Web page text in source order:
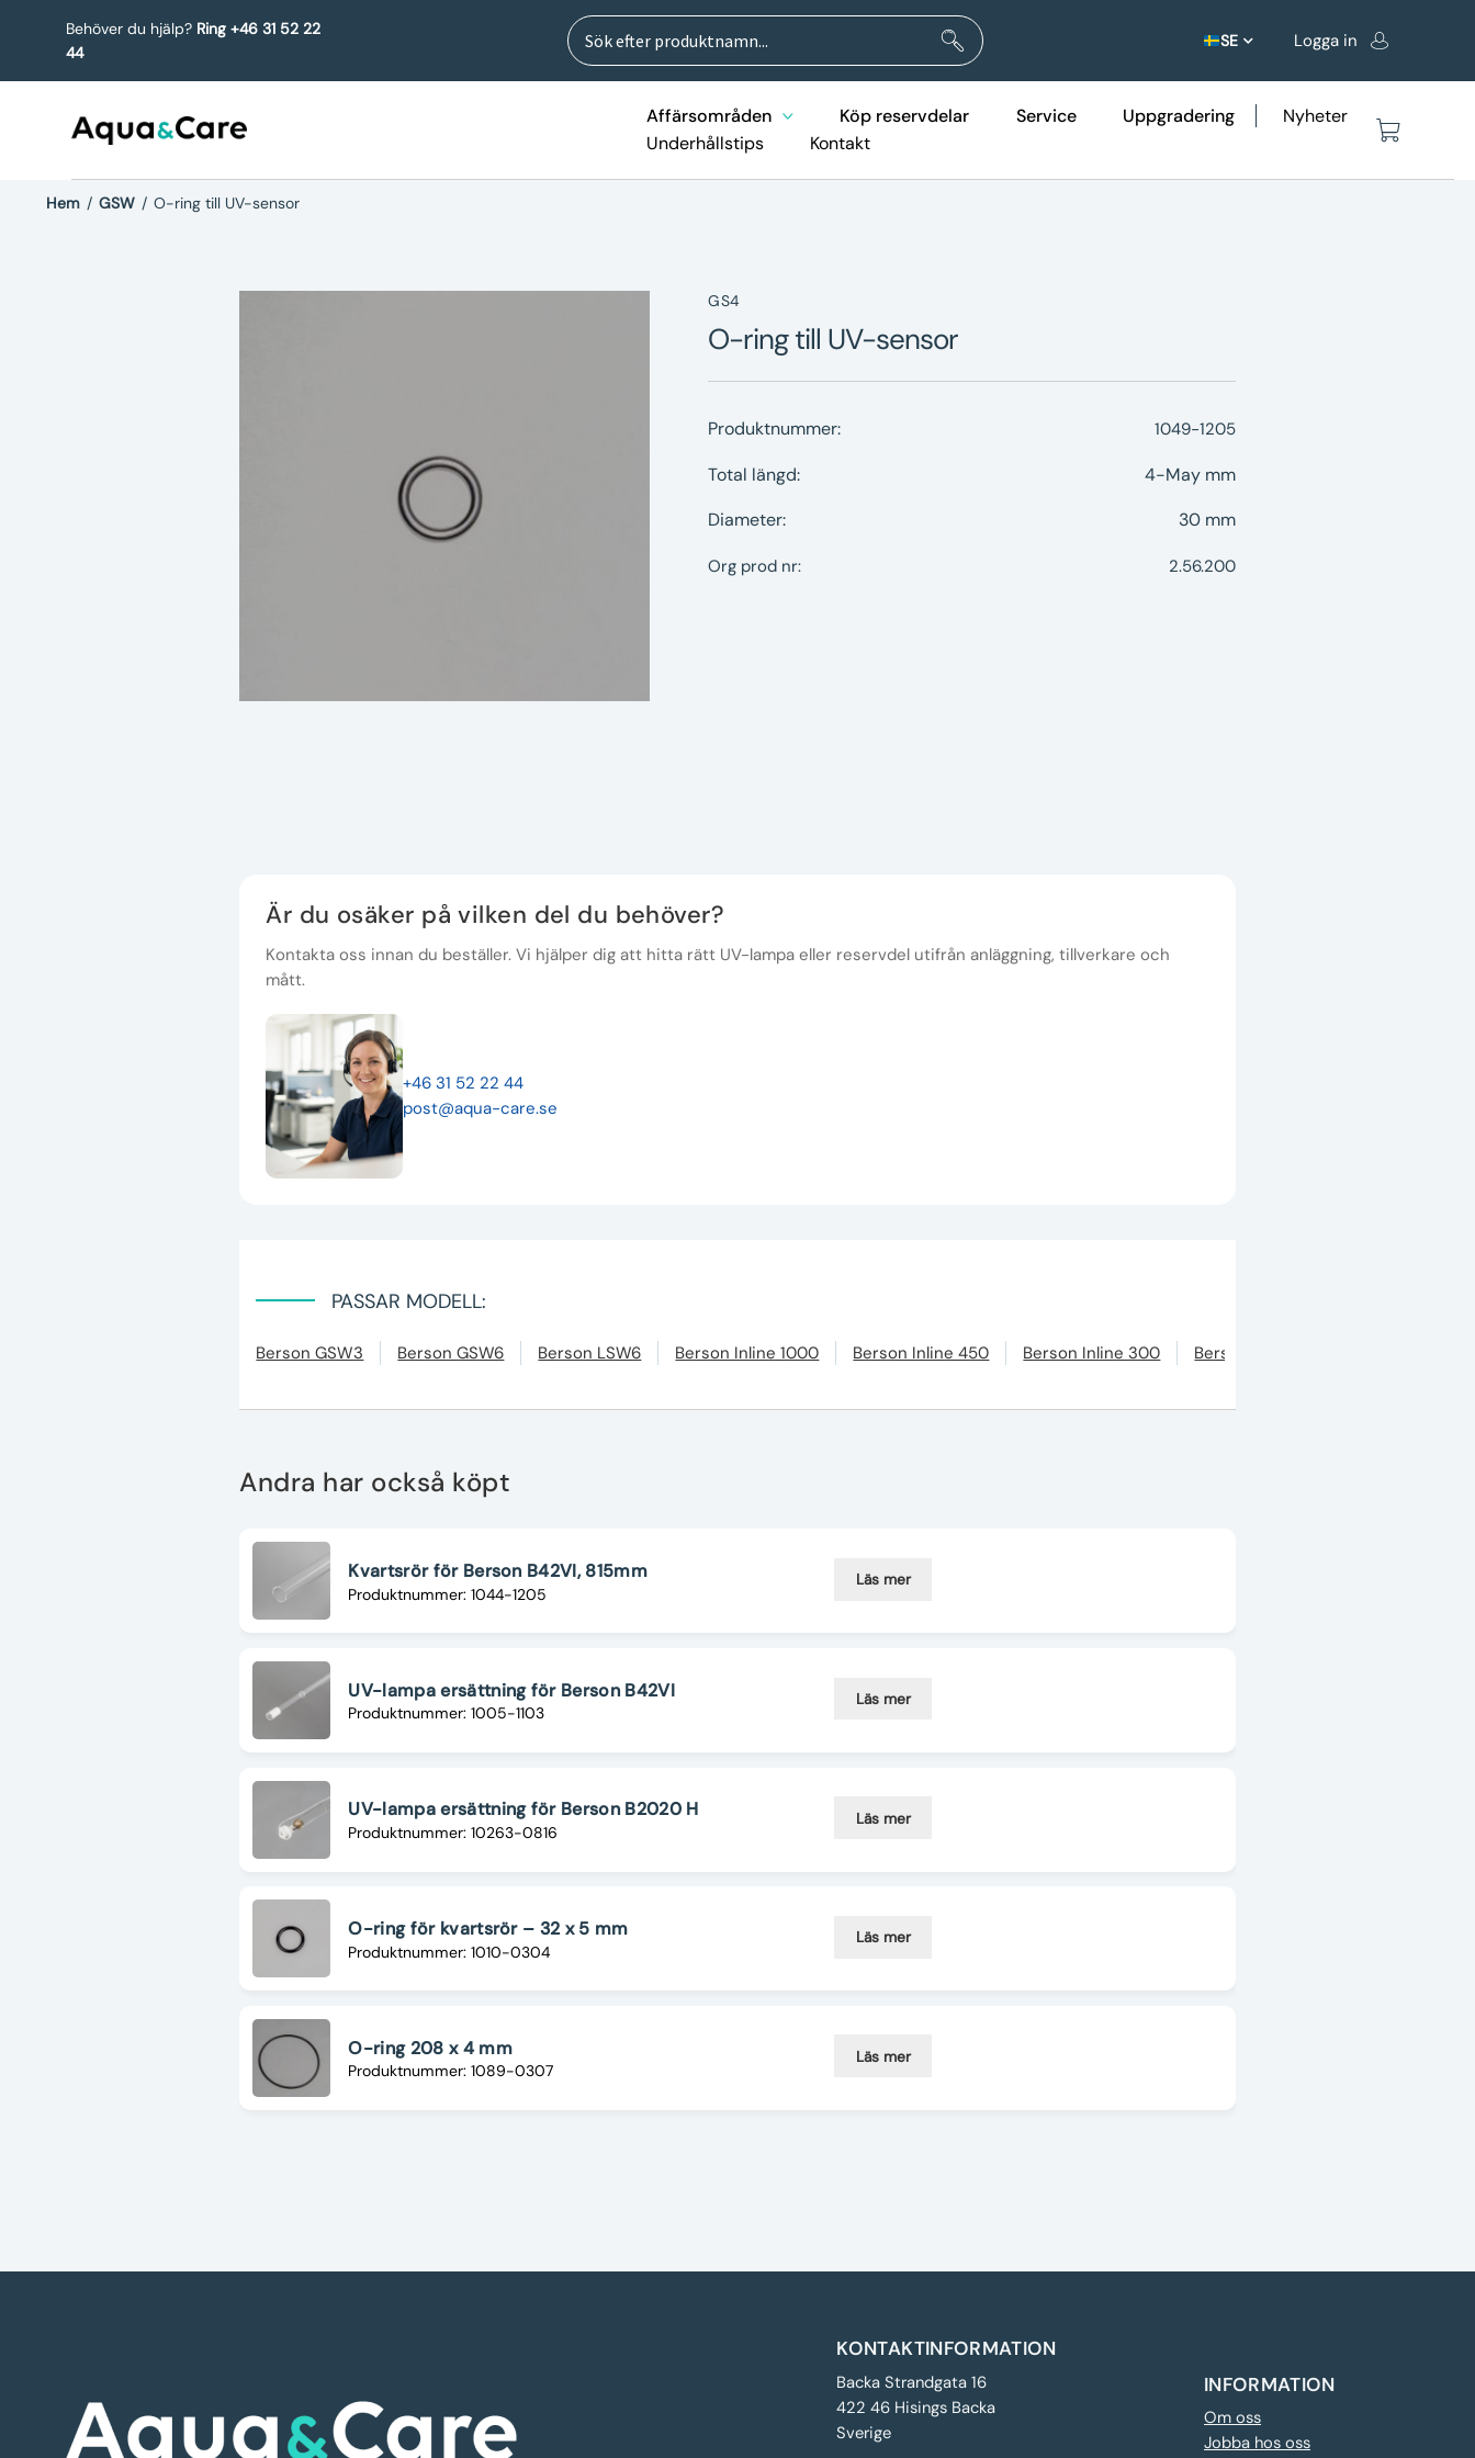
Behöver du hjälp? Ring +46 31 52 22
44
Sök
efter:
Sök
SE Logga in
Affärsområden Köp reservdelar Service Uppgradering
Nyheter
Underhållstips
Kontakt
Hem / GSW / O-ring till UV-sensor
GS4
O-ring till UV-sensor
Produktnummer: 1049-1205
Total längd:
4-May mm
Diameter:
30 mm
Org prod nr: 2.56.200
Är du osäker på vilken del du behöver?
Kontakta oss innan du beställer. Vi hjälper dig att hitta rätt UV-lampa eller reservdel utifrån anläggning, tillverkare och
mått.
+46 31 52 22 44
post@aqua-care.se
PASSAR MODELL:
Berson GSW3 Berson GSW6 Berson LSW6 Berson Inline 1000 Berson Inline 450 Berson Inline 300 Berson Inline 150
Andra har också köpt
Kvartsrör för Berson B42VI, 815mm
Produktnummer: 1044-1205
Läs mer
UV-lampa ersättning för Berson B42VI
Produktnummer: 1005-1103
Läs mer
UV-lampa ersättning för Berson B2020 H
Produktnummer: 10263-0816
Läs mer
O-ring för kvartsrör – 32 x 5 mm
Produktnummer: 1010-0304
Läs mer
O-ring 208 x 4 mm
Produktnummer: 1089-0307
Läs mer
KONTAKTINFORMATION
Backa Strandgata 16
422 46 Hisings Backa
Sverige
INFORMATION
Om oss
Jobba hos oss